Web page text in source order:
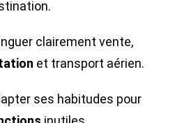
clairement vente,
et transport aérien.
ses habitudes pour